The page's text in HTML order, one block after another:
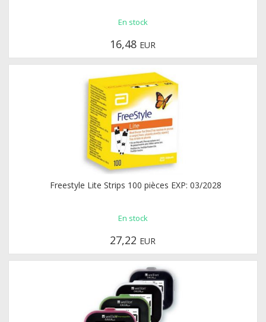
En stock
16,48 EUR
Freestyle Lite Strips 100 pièces EXP: 03/2028
En stock
27,22 EUR